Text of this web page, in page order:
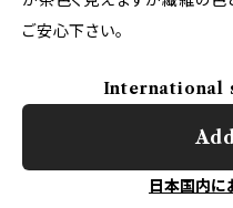
ご安心下さい。
International
日本国内に